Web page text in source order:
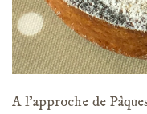
A l’approche de